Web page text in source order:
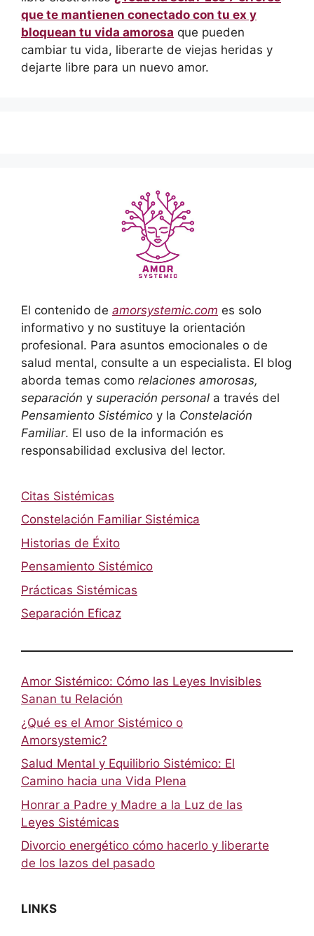
que te mantienen conectado con tu ex y
bloquean tu vida amorosa que pueden
cambiar tu vida, liberarte de viejas heridas y
dejarte libre para un nuevo amor.
El contenido de amorsystemic.com es solo
informativo y no sustituye la orientación
profesional. Para asuntos emocionales o de
salud mental, consulte a un especialista. El blog
aborda temas como relaciones amorosas,
separación y superación personal a través del
Pensamiento Sistémico y la Constelación
Familiar. El uso de la información es
responsabilidad exclusiva del lector.
Citas Sistémicas
Constelación Familiar Sistémica
Historias de Éxito
Pensamiento Sistémico
Prácticas Sistémicas
Separación Eficaz
Amor Sistémico: Cómo las Leyes Invisibles
Sanan tu Relación
¿Qué es el Amor Sistémico o
Amorsystemic?
Salud Mental y Equilibrio Sistémico: El
Camino hacia una Vida Plena
Honrar a Padre y Madre a la Luz de las
Leyes Sistémicas
Divorcio energético cómo hacerlo y liberarte
de los lazos del pasado
LINKS